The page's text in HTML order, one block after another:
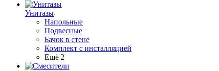
Унитазы
Напольные
Подвесные
Бачок в стене
Комплект с инсталляцией
Ещё 2